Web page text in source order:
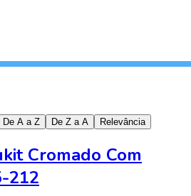
De A a Z De Z a A Relevância
Cromado Com
212